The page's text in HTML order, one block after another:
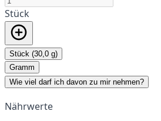
Stück
Stück (30,0 g)
Gramm
Wie viel darf ich davon zu mir nehmen?
Nährwerte